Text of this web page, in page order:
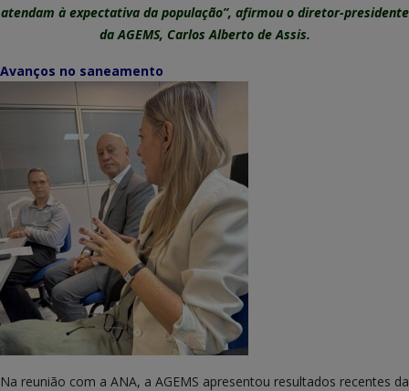
atendam à expectativa da população”, afirmou o diretor-presidente
da AGEMS, Carlos Alberto de Assis.
Avanços no saneamento
Na reunião com a ANA, a AGEMS apresentou resultados recentes da